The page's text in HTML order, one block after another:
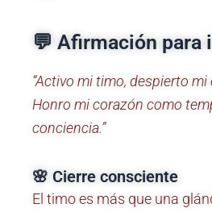
💬 Afirmación para
“Activo mi timo, despierto mi
Honro mi corazón como
conciencia.”
🌸 Cierre consciente
El timo es más que una